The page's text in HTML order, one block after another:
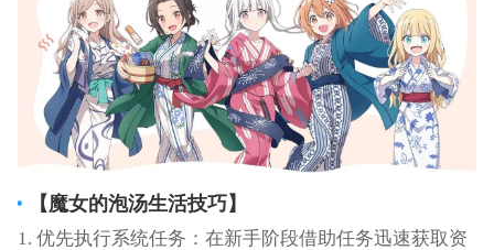
【魔女的泡汤生活技巧】
1. 优先执行系统任务：在新手阶段借助任务迅速获取资